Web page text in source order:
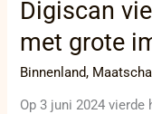
Digiscan
met grote
Binnenland,
Op 3 juni 2024